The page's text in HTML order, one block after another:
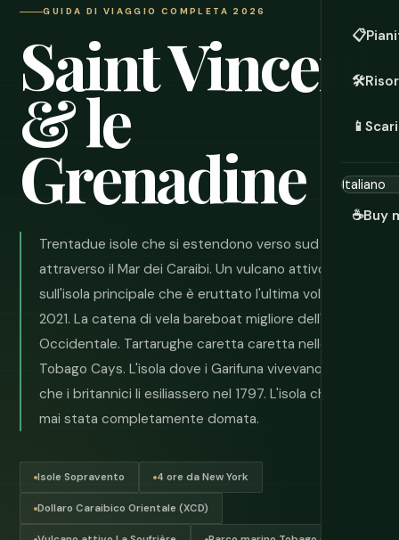
📋
🛠️
📱
☕Buy
GUIDA DI VIAGGIO COMPLETA 2026
Saint Vincent
& le
Grenadine
Trentadue isole che si estendono verso sud
attraverso il Mar dei Caraibi. Un vulcano attivo
sull'isola principale che è eruttato l'ultima volta nel
2021. La catena di vela bareboat migliore dell'Emisfero
Occidentale. Tartarughe caretta caretta nelle
Tobago Cays. L'isola dove i Garifuna vivevano prima
che i britannici li esiliassero nel 1797. L'isola che non è
mai stata completamente domata.
Isole Sopravento 4 ore da New York
Dollaro Caraibico Orientale (XCD)